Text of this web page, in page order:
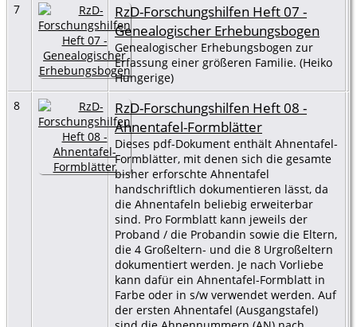
7
RzD-Forschungshilfen Heft 07 -
Genealogischer Erhebungsbogen
Genealogischer Erhebungsbogen zur
Erfassung einer größeren Familie. (Heiko
Hungerige)
8
RzD-Forschungshilfen Heft 08 -
Ahnentafel-Formblätter
Dieses pdf-Dokument enthält Ahnentafel-
Formblätter, mit denen sich die gesamte
bisher erforschte Ahnentafel
handschriftlich dokumentieren lässt, da
die Ahnentafeln beliebig erweiterbar
sind. Pro Formblatt kann jeweils der
Proband / die Probandin sowie die Eltern,
die 4 Großeltern- und die 8 Urgroßeltern
dokumentiert werden. Je nach Vorliebe
kann dafür ein Ahnentafel-Formblatt in
Farbe oder in s/w verwendet werden. Auf
der ersten Ahnentafel (Ausgangstafel)